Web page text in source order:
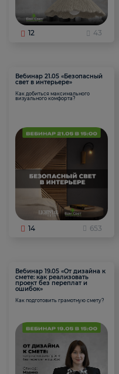
12 43
Вебинар 21.05 «Безопасный
свет в интерьере»
Как добиться максимального
визуального комфорта?
14 653
Вебинар 19.05 «От дизайна к
смете: как реализовать
проект без переплат и
ошибок»
Как подготовить грамотную смету?